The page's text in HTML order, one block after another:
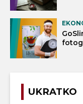
UKRATKO